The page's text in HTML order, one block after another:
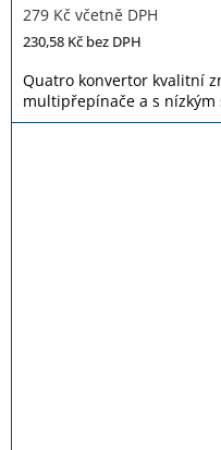
279 Kč včetně DPH
230,58 Kč bez DPH
Quatro konvertor kvalitní
multipřepínače a s nízkým